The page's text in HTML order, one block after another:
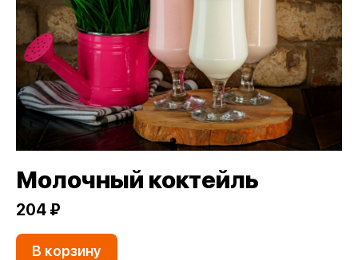
Молочный коктейль
204 ₽
В корзину